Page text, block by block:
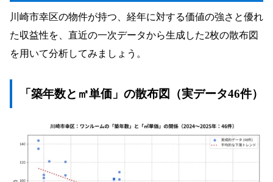
川崎市幸区の物件が持つ、経年に対する価値の強さと優れ
た収益性を、直近の一次データから生成した2枚の散布図
を用いて分析してみましょう。
「築年数と㎡単価」の散布図（実データ46件）